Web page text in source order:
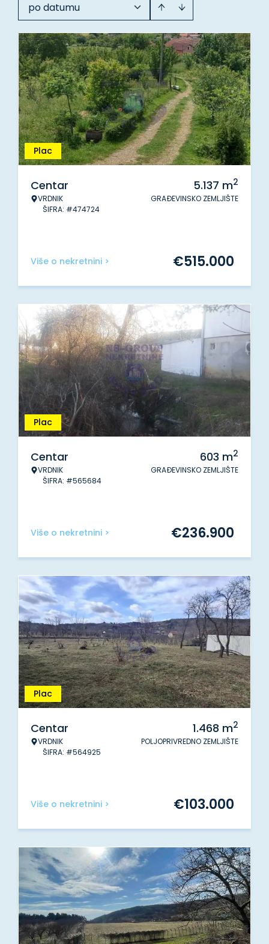
po datumu
Plac
Centar
VRDNIK
ŠIFRA: #474724
5.137 m2
GRAĐEVINSKO ZEMLJIŠTE
Više o nekretnini > €515.000
Plac
Centar
VRDNIK
ŠIFRA: #565684
603 m2
GRAĐEVINSKO ZEMLJIŠTE
Više o nekretnini > €236.900
Plac
Centar
VRDNIK
ŠIFRA: #564925
1.468 m2
POLJOPRIVREDNO ZEMLJIŠTE
Više o nekretnini > €103.000